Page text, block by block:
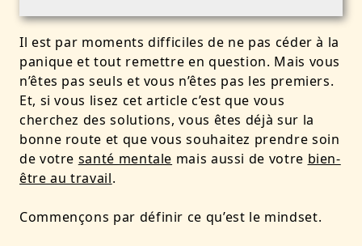
Il est par moments difficiles de ne pas céder à la
panique et tout remettre en question. Mais vous
n’êtes pas seuls et vous n’êtes pas les premiers.
Et, si vous lisez cet article c’est que vous
cherchez des solutions, vous êtes déjà sur la
bonne route et que vous souhaitez prendre soin
de votre santé mentale mais aussi de votre bien-
être au travail.
Commençons par définir ce qu’est le mindset.